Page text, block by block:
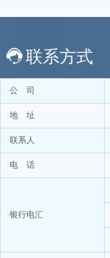
联系方式
·公 司
·地 址
·联系人
·电 话
·银行电汇